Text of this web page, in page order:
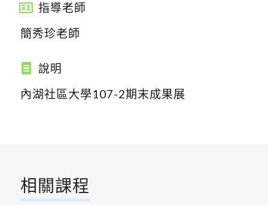
指導老師
簡秀珍老師
說明
內湖社區大學107-2期末成果展
相關課程